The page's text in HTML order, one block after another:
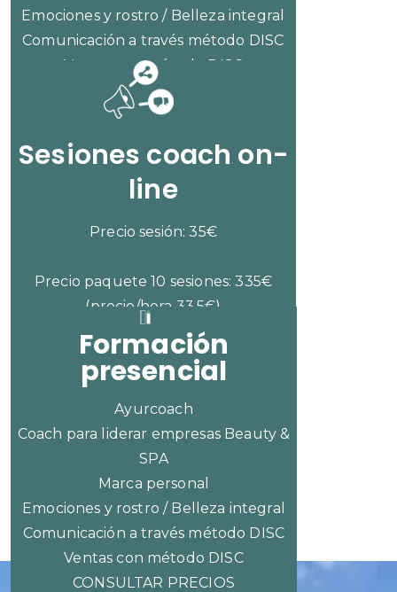
Emociones y rostro / Belleza integral
Comunicación a través método DISC
Ventas con método DISC
CONSULTAR PRECIOS
Sesiones coach on-
line
Precio sesión: 35€
Precio paquete 10 sesiones: 335€
(precio/hora 33,5€)
Formación
presencial
Ayurcoach
Coach para liderar empresas Beauty &
SPA
Marca personal
Emociones y rostro / Belleza integral
Comunicación a través método DISC
Ventas con método DISC
CONSULTAR PRECIOS